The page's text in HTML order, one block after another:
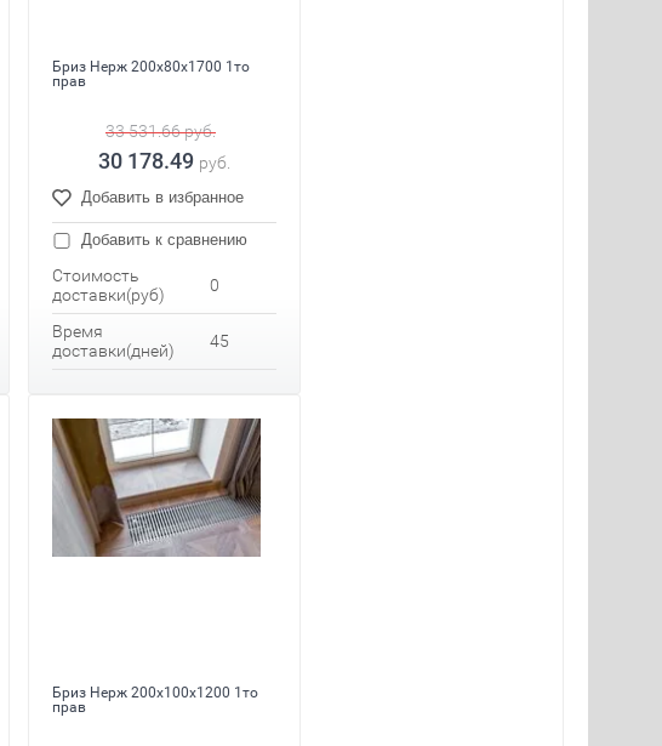
Бриз Нерж 200x80x1700 1то
прав
33 531.66руб.
30 178.49 руб.
Добавить в избранное
Добавить к сравнению
Стоимость
доставки(руб)
0
Время
доставки(дней)
45
Бриз Нерж 200x100x1200 1то
прав